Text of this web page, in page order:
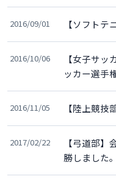
2016/09/01 【ソフトテ
2016/10/06
【女子サ
ッカー選手
2016/11/05 【陸上競技
2017/02/22
【弓道部
勝しました。